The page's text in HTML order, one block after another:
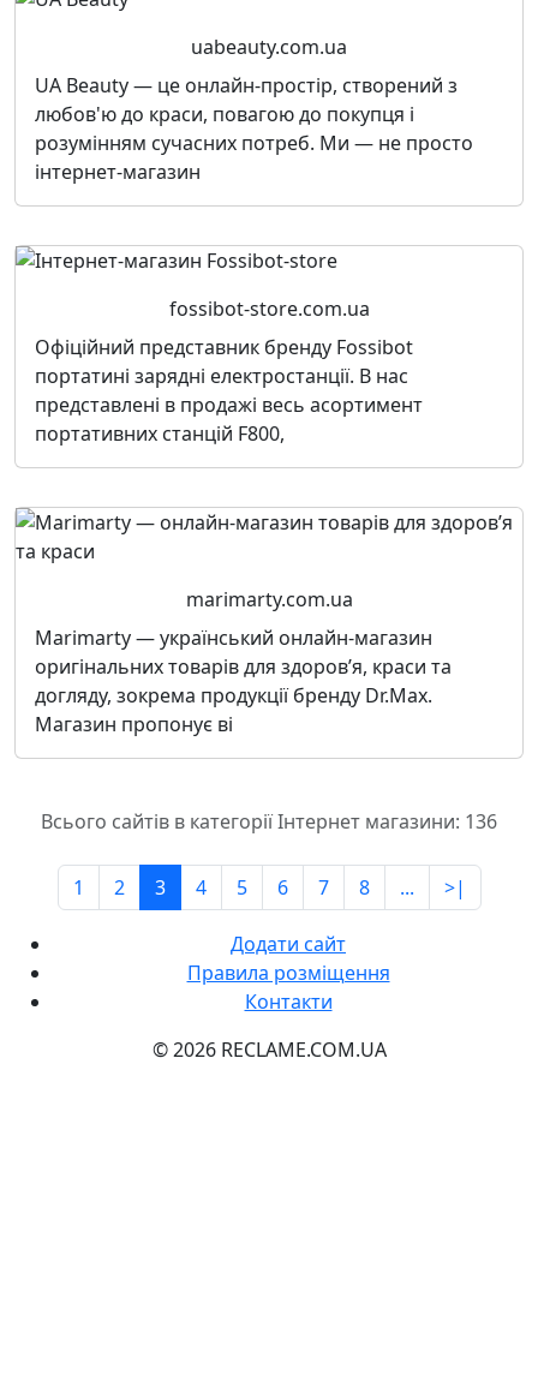
uabeauty.com.ua
UA Beauty — це онлайн-простір, створений з
любов'ю до краси, повагою до покупця і
розумінням сучасних потреб. Ми — не просто
інтернет-магазин
fossibot-store.com.ua
Офіційний представник бренду Fossibot
портатині зарядні електростанції. В нас
представлені в продажі весь асортимент
портативних станцій F800,
marimarty.com.ua
Marimarty — український онлайн-магазин
оригінальних товарів для здоров’я, краси та
догляду, зокрема продукції бренду Dr.Max.
Магазин пропонує ві
Всього сайтів в категорії Інтернет магазини: 136
1 2 3 4 5 6 7 8 ... >|
Додати сайт
Правила розміщення
Контакти
© 2026 RECLAME.COM.UA